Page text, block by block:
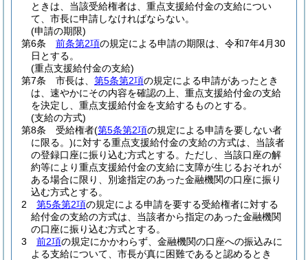
ときは、当該受給権者は、重点支援給付金の支給につい
て、市長に申請しなければならない。
(申請の期限)
第6条
前条第2項の規定による申請の期限は、令和7年4月30
日とする。
(重点支援給付金の支給)
第7条
市長は、 第5条第2項の規定による申請があったとき
は、速やかにその内容を確認の上、重点支援給付金の支給
を決定し、重点支援給付金を支給するものとする。
(支給の方式)
第8条
受給権者(第5条第2項の規定による申請を要しない者
に限る。)に対する重点支援給付金の支給の方式は、当該者
の登録口座に振り込む方式とする。 ただし、当該口座の解
約等により重点支援給付金の支給に支障が生じるおそれが
ある場合に限り、別途指定のあった金融機関の口座に振り
込む方式とする。
2
第5条第2項の規定による申請を要する受給権者に対する
給付金の支給の方式は、当該者から指定のあった金融機関
の口座に振り込む方式とする。
3
前2項の規定にかかわらず、金融機関の口座への振込みに
よる支給について、市長が真に困難であると認めるとき